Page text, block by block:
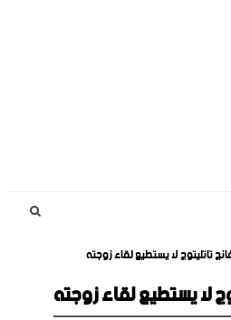
تاتليتوج لا يستطيع لقاء زوجته
لا يستطيع لقاء زوجته